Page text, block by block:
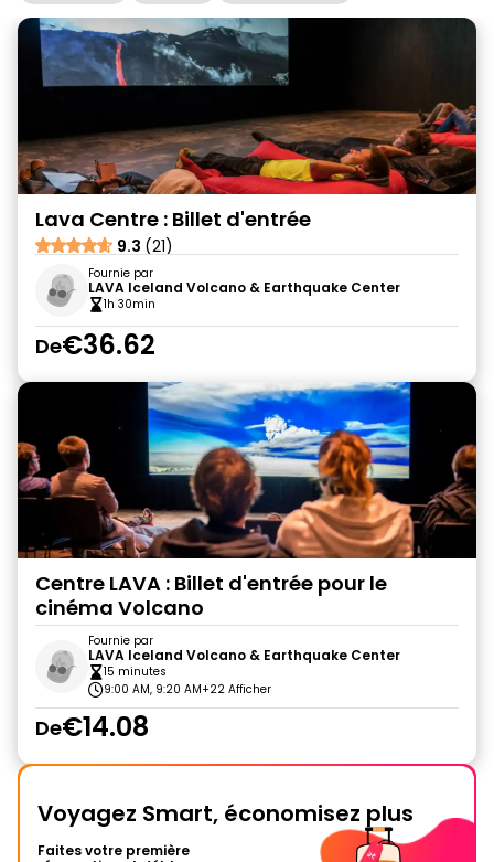
Lava Centre : Billet d'entrée
9.3 (21)
Fournie par
LAVA Iceland Volcano & Earthquake Center
1h 30min
De€36.62
Centre LAVA : Billet d'entrée pour le
cinéma Volcano
Fournie par
LAVA Iceland Volcano & Earthquake Center
15 minutes
9:00 AM, 9:20 AM+22 Afficher
De€14.08
Voyagez Smart, économisez plus
Faites votre première